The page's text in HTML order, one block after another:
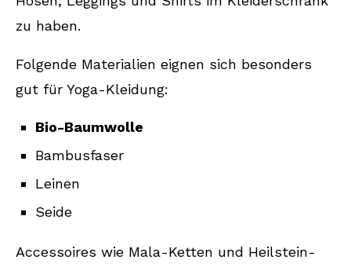
zu haben.
Folgende Materialien eignen sich besonders
gut für Yoga-Kleidung:
Bio-Baumwolle
Bambusfaser
Leinen
Seide
Accessoires wie Mala-Ketten und Heilstein-